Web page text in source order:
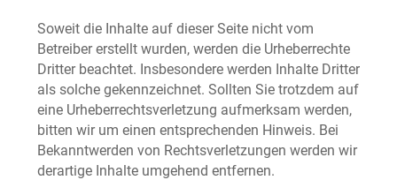
Soweit die Inhalte auf dieser Seite nicht vom
Betreiber erstellt wurden, werden die Urheberrechte
Dritter beachtet. Insbesondere werden Inhalte Dritter
als solche gekennzeichnet. Sollten Sie trotzdem auf
eine Urheberrechtsverletzung aufmerksam werden,
bitten wir um einen entsprechenden Hinweis. Bei
Bekanntwerden von Rechtsverletzungen werden wir
derartige Inhalte umgehend entfernen.